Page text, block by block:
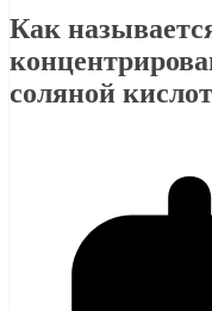
Как
соляной